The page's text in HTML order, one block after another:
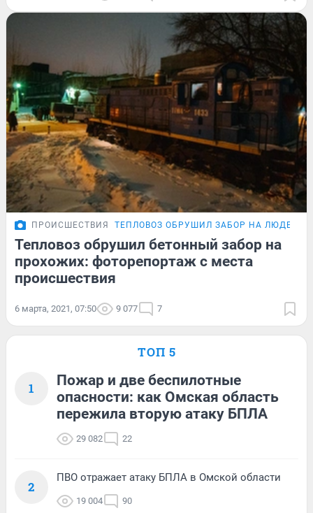
ПРОИСШЕСТВИЯ ТЕПЛОВОЗ ОБРУШИЛ ЗАБОР НА ЛЮДЕЙ
Тепловоз обрушил бетонный забор на
прохожих: фоторепортаж с места
происшествия
6 марта, 2021, 07:50 9 077 7
ТОП 5
1
Пожар и две беспилотные
опасности: как Омская область
пережила вторую атаку БПЛА
29 082 22
2
ПВО отражает атаку БПЛА в Омской области
19 004 90